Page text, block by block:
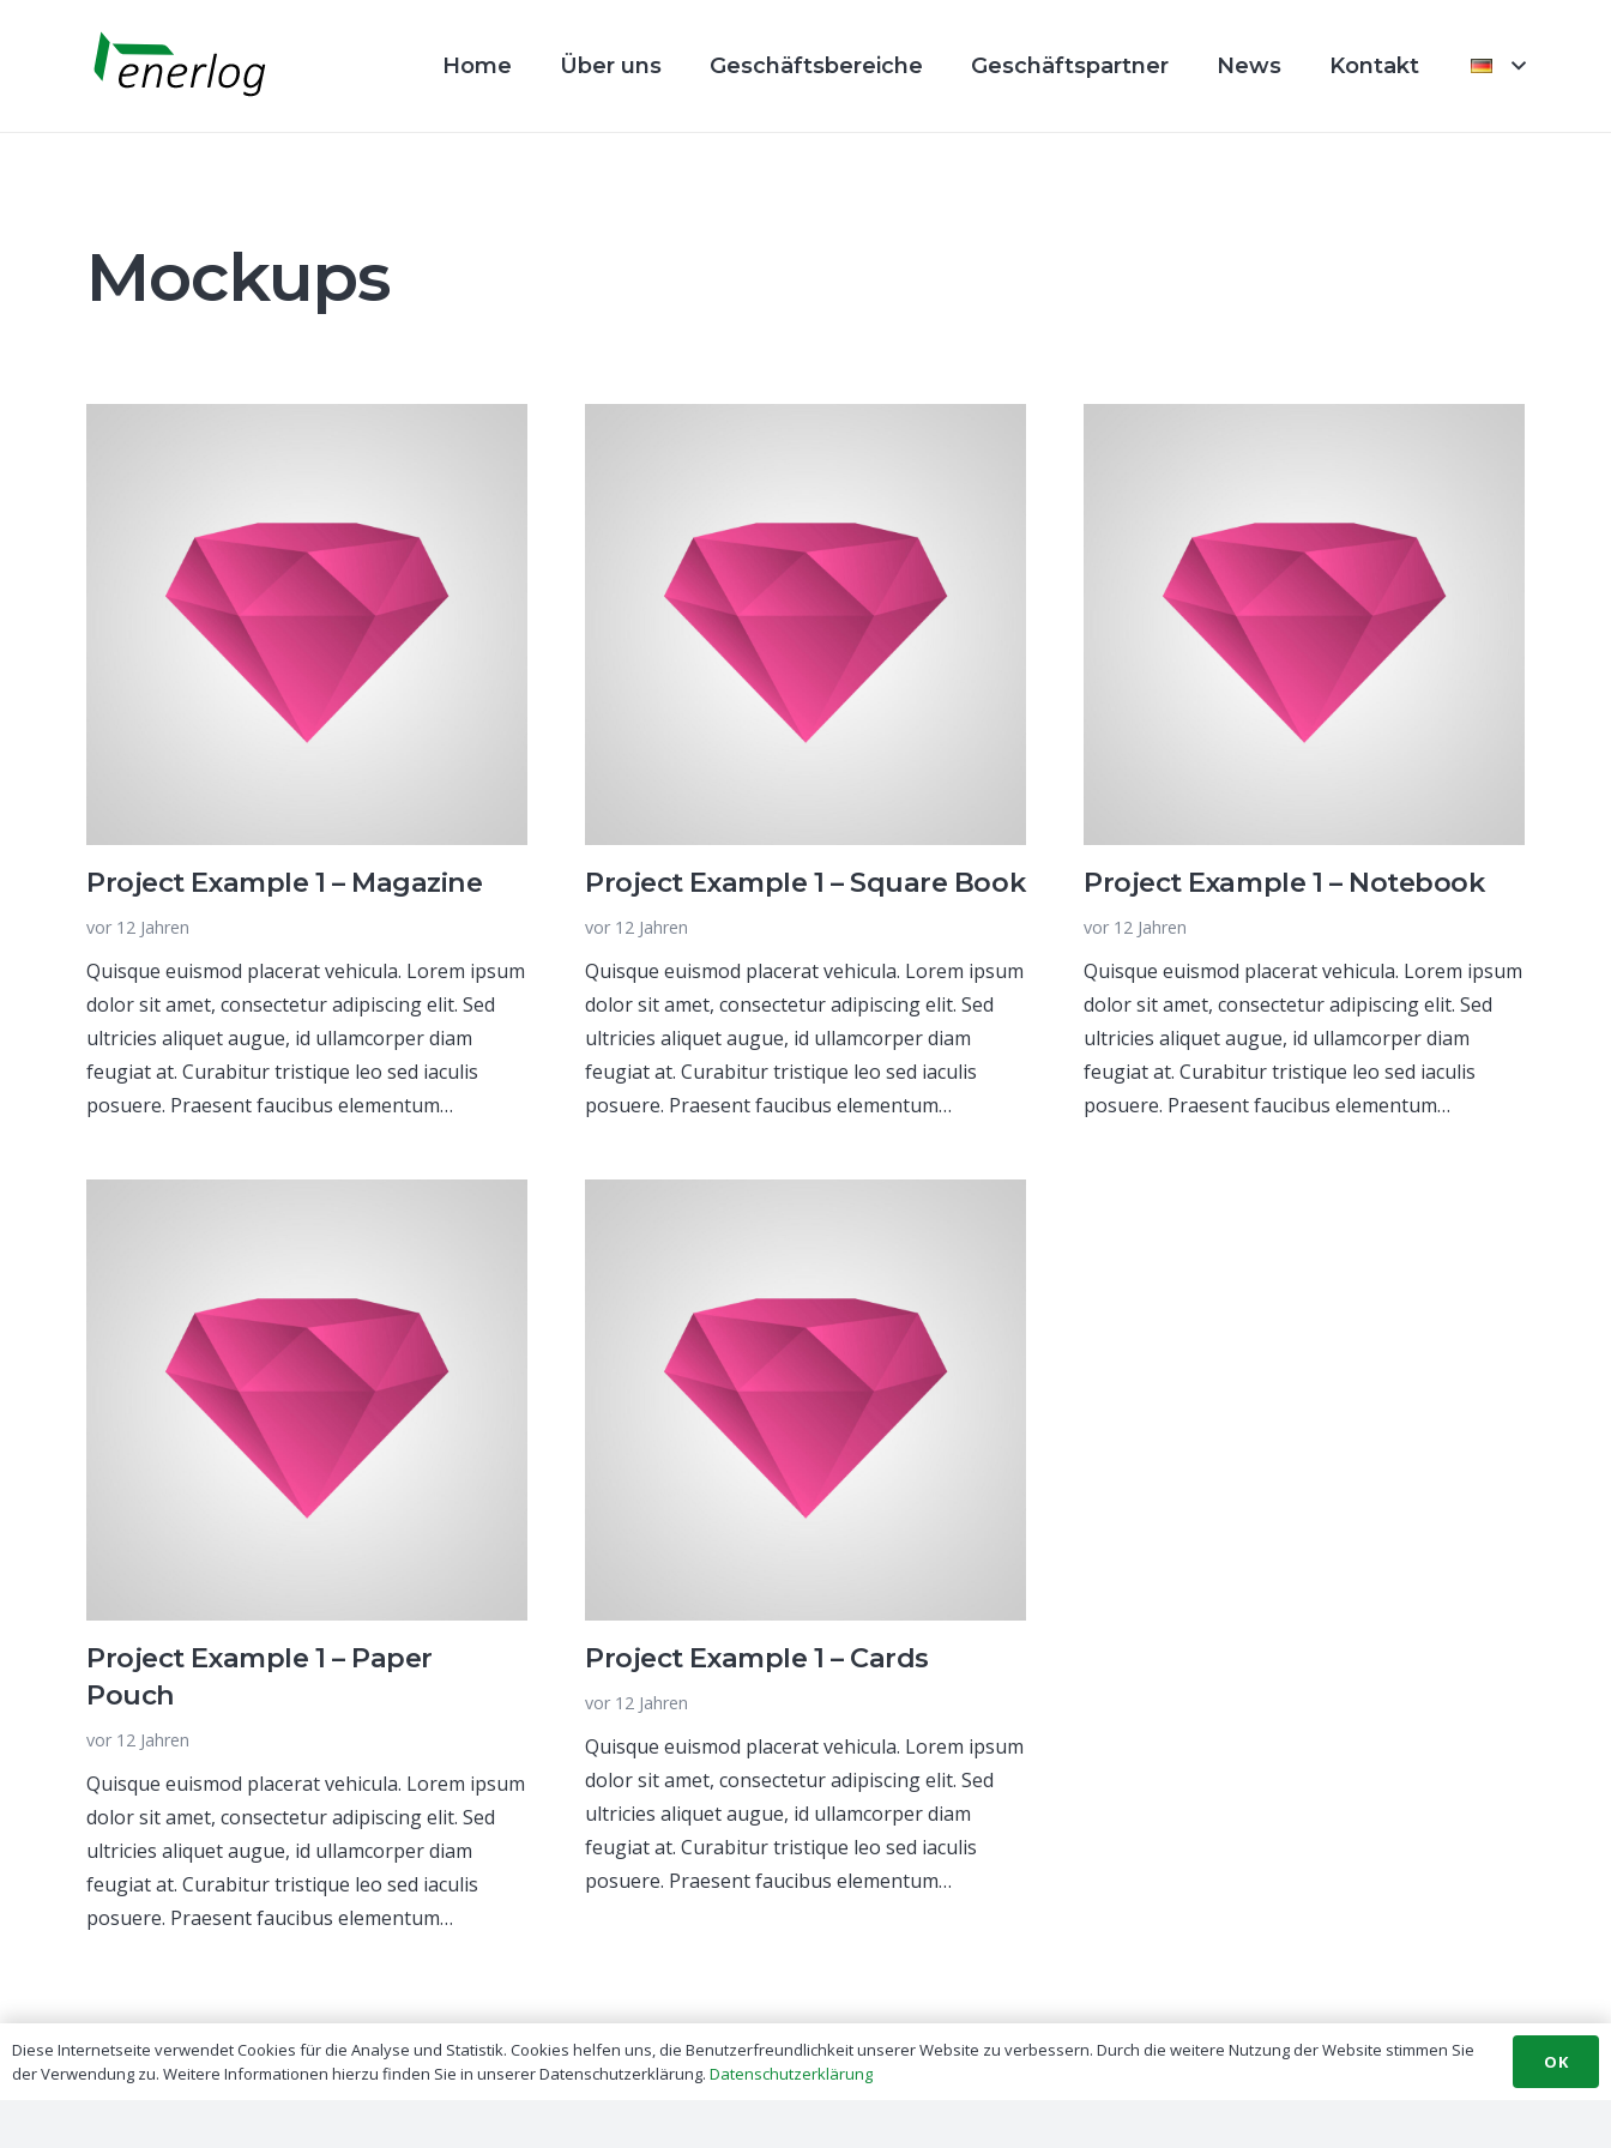
Home Über uns Geschäftsbereiche Geschäftspartner News Kontakt
Mockups
Project Example 1 – Magazine
vor 12 Jahren
Quisque euismod placerat vehicula. Lorem ipsum
dolor sit amet, consectetur adipiscing elit. Sed
ultricies aliquet augue, id ullamcorper diam
feugiat at. Curabitur tristique leo sed iaculis
posuere. Praesent faucibus elementum…
Project Example 1 – Square Book
vor 12 Jahren
Quisque euismod placerat vehicula. Lorem ipsum
dolor sit amet, consectetur adipiscing elit. Sed
ultricies aliquet augue, id ullamcorper diam
feugiat at. Curabitur tristique leo sed iaculis
posuere. Praesent faucibus elementum…
Project Example 1 – Notebook
vor 12 Jahren
Quisque euismod placerat vehicula. Lorem ipsum
dolor sit amet, consectetur adipiscing elit. Sed
ultricies aliquet augue, id ullamcorper diam
feugiat at. Curabitur tristique leo sed iaculis
posuere. Praesent faucibus elementum…
Project Example 1 – Paper
Pouch
vor 12 Jahren
Quisque euismod placerat vehicula. Lorem ipsum
dolor sit amet, consectetur adipiscing elit. Sed
ultricies aliquet augue, id ullamcorper diam
feugiat at. Curabitur tristique leo sed iaculis
posuere. Praesent faucibus elementum…
Project Example 1 – Cards
vor 12 Jahren
Quisque euismod placerat vehicula. Lorem ipsum
dolor sit amet, consectetur adipiscing elit. Sed
ultricies aliquet augue, id ullamcorper diam
feugiat at. Curabitur tristique leo sed iaculis
posuere. Praesent faucibus elementum…
Datenschutzerklärung
Diese Internetseite verwendet Cookies für die Analyse und Statistik. Cookies helfen uns, die Benutzerfreundlichkeit unserer Website zu verbessern. Durch die weitere Nutzung der Website stimmen Sie
der Verwendung zu. Weitere Informationen hierzu finden Sie in unserer Datenschutzerklärung. Datenschutzerklärung
OK